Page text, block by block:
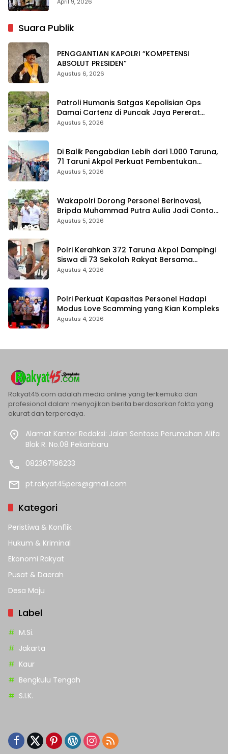
Suara Publik
PENGGANTIAN KAPOLRI “KOMPETENSI
ABSOLUT PRESIDEN”
Agustus 6, 2026
Patroli Humanis Satgas Kepolisian Ops
Damai Cartenz di Puncak Jaya Pererat
Kedekatan dengan Masyarakat
Agustus 5, 2026
Di Balik Pengabdian Lebih dari 1.000 Taruna,
71 Taruni Akpol Perkuat Pembentukan
Karakter Siswa Sekolah Rakyat
Agustus 5, 2026
Wakapolri Dorong Personel Berinovasi,
Bripda Muhammad Putra Aulia Jadi Contoh
Nyata
Agustus 5, 2026
Polri Kerahkan 372 Taruna Akpol Dampingi
Siswa di 73 Sekolah Rakyat Bersama
Taruna Akademi TNI
Agustus 4, 2026
Polri Perkuat Kapasitas Personel Hadapi
Modus Love Scamming yang Kian Kompleks
Agustus 4, 2026
Rakyat45.com adalah media online yang terkemuka dan
profesional dalam menyajikan berita berdasarkan fakta yang
akurat dan terpercaya.
Alamat Kantor Redaksi: Jalan Sentosa Perumahan Alifa
Blok R. No.08 Pekanbaru
082367196233
pt.rakyat45pers@gmail.com
Kategori
Peristiwa & Konflik
Hukum & Kriminal
Ekonomi Rakyat
Pusat & Daerah
Desa Maju
Label
M.Si.
Jakarta
Kaur
Bengkulu Tengah
S.I.K.